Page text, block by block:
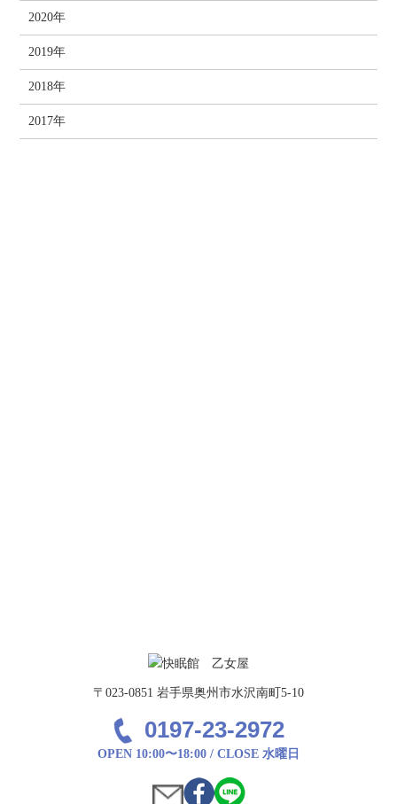
2020年
2019年
2018年
2017年
〒023-0851 岩手県奥州市水沢南町5-10
0197-23-2972
OPEN 10:00〜18:00 / CLOSE 水曜日